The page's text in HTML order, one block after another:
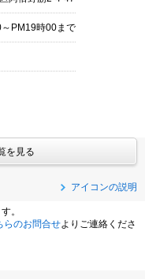
PM19時00まで
を見る
アイコンの説明
。
らのお問合せよりご連絡くださ